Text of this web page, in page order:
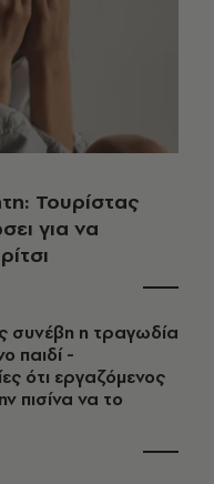
Τουρίστας
για να
συνέβη η τραγωδία
παιδί -
ότι εργαζόμενος
πισίνα να το